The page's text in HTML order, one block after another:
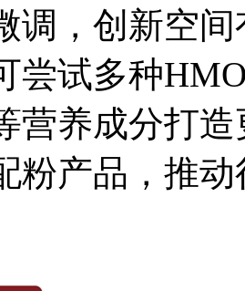
调，创新空
尝试多种
营养成分打
粉产品，推